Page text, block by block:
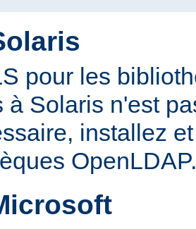
pour les
à Solaris n'est
installez
OpenLDAP.